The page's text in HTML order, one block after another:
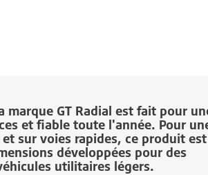
marque GT Radial est fait pour
et fiable toute l'année. Pour
sur voies rapides, ce produit est
développées pour des
utilitaires légers.